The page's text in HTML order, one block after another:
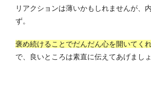
リアクションは薄いかもしれませんが、
ず。
褒め続けることでだんだん心を開いてく
で、良いところは素直に伝えてあげましょ